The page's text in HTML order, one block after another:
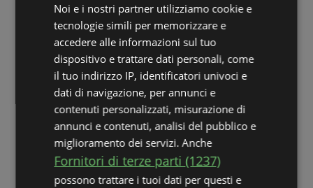
Dieci + tre
Nove + quattro
Otto + cinque
Sette + sei
Noi e i nostri partner utilizziamo cookie e
tecnologie simili per memorizzare e
accedere alle informazioni sul tuo
dispositivo e trattare dati personali, come
il tuo indirizzo IP, identificatori univoci e
dati di navigazione, per annunci e
contenuti personalizzati, misurazione di
annunci e contenuti, analisi del pubblico e
miglioramento dei servizi. Anche
Fornitori di terze parti (1237)
possono trattare i tuoi dati per questi e